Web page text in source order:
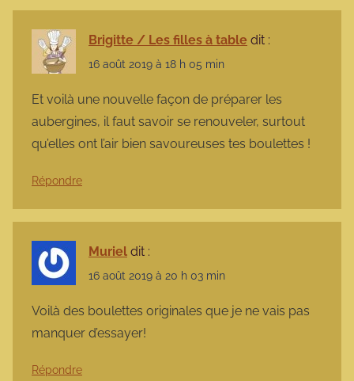
Brigitte / Les filles à table dit :
16 août 2019 à 18 h 05 min
Et voilà une nouvelle façon de préparer les
aubergines, il faut savoir se renouveler, surtout
qu’elles ont l’air bien savoureuses tes boulettes !
Répondre
Muriel dit :
16 août 2019 à 20 h 03 min
Voilà des boulettes originales que je ne vais pas
manquer d’essayer!
Répondre